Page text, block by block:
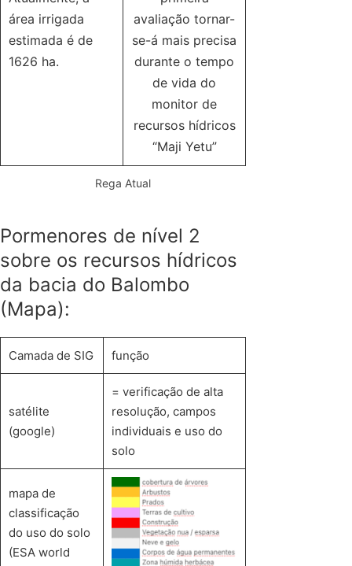
área irrigada
estimada é de
1626 ha.
avaliação tornar-
se-á mais precisa
durante o tempo
de vida do
monitor de
recursos hídricos
“Maji Yetu”
Rega Atual
Pormenores de nível 2
sobre os recursos hídricos
da bacia do Balombo
(Mapa):
Camada de SIG função
satélite
(google)
= verificação de alta
resolução, campos
individuais e uso do
solo
mapa de
classificação
do uso do solo
(ESA world